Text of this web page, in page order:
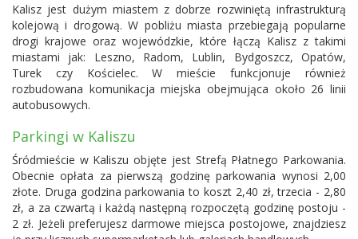
Kalisz jest dużym miastem z dobrze rozwiniętą infrastrukturą
kolejową i drogową. W pobliżu miasta przebiegają popularne
drogi krajowe oraz wojewódzkie, które łączą Kalisz z takimi
miastami jak: Leszno, Radom, Lublin, Bydgoszcz, Opatów,
Turek czy Kościelec. W mieście funkcjonuje również
rozbudowana komunikacja miejska obejmująca około 26 linii
autobusowych.
Parkingi w Kaliszu
Śródmieście w Kaliszu objęte jest Strefą Płatnego Parkowania.
Obecnie opłata za pierwszą godzinę parkowania wynosi 2,00
złote. Druga godzina parkowania to koszt 2,40 zł, trzecia - 2,80
zł, a za czwartą i każdą następną rozpoczętą godzinę postoju -
2 zł. Jeżeli preferujesz darmowe miejsca postojowe, znajdziesz